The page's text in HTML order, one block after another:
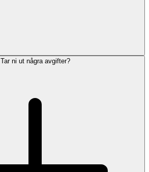
Tar ni ut några avgifter?